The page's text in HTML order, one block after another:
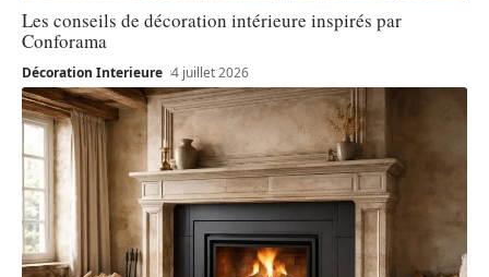
Les conseils de décoration intérieure inspirés par
Conforama
Décoration Interieure 4 juillet 2026